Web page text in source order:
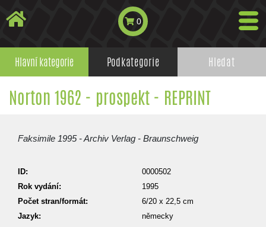
0
Hlavní kategorie Podkategorie Hledat
Norton 1962 - prospekt - REPRINT
Faksimile 1995 - Archiv Verlag - Braunschweig
ID:
0000502
Rok vydání:
1995
Počet stran/formát:
6/20 x 22,5 cm
Jazyk:
německy